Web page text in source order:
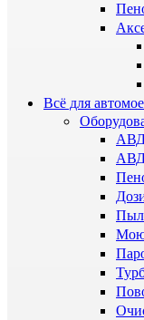
Всё для
АВД
АВД